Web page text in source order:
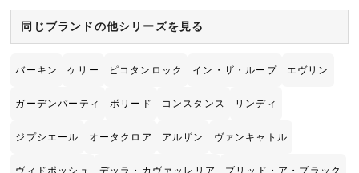
同じブランドの他シリーズを見る
バーキン ケリー ピコタンロック イン・ザ・ループ エヴリン
ガーデンパーティ ボリード コンスタンス リンディ
ジプシエール オータクロア アルザン ヴァンキャトル